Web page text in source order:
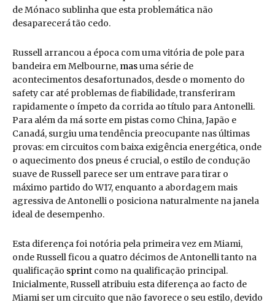
de Mónaco sublinha que esta problemática não
desaparecerá tão cedo.
Russell arrancou a época com uma vitória de pole para
bandeira em Melbourne, masuma série de
acontecimentos desafortunados, desde o momento do
safety car até problemas de fiabilidade, transferiram
rapidamente o ímpeto da corrida ao título para Antonelli.
Para além da má sorte em pistas como China, Japão e
Canadá, surgiu uma tendência preocupante nas últimas
provas: em circuitos com baixa exigência energética, onde
o aquecimento dos pneus é crucial, o estilo de condução
suave de Russell parece ser um entrave para tirar o
máximo partido do W17, enquanto a abordagem mais
agressiva de Antonelli o posiciona naturalmente na janela
ideal de desempenho.
Esta diferença foi notória pela primeira vez em Miami,
onde Russell ficou a quatro décimos de Antonelli tanto na
qualificação sprint como na qualificação principal.
Inicialmente, Russell atribuiu esta diferença ao facto de
Miami ser um circuito que não favorece o seu estilo, devido